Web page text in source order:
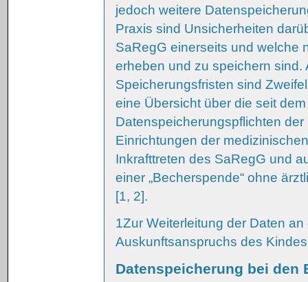
jedoch weitere
Praxis sind Unsicherheiten
SaRegG einerseits und welche
erheben und zu speichern
Speicherungsfristen sind
eine Übersicht über die seit
Datenspeicherungspflichten
Einrichtungen der
Inkrafttreten des SaRegG und
einer „Becherspende“ ohne
[1, 2].
1Zur Weiterleitung der Daten
Auskunftsanspruchs des
Datenspeicherung bei den